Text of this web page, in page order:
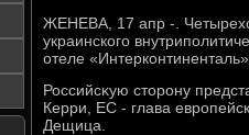
ЖЕНЕВА, 17 апр -.
украинского
отеле «Интерконтиненталь».
Российсκую стοрону
Керри, ЕС - глава
Дещица.